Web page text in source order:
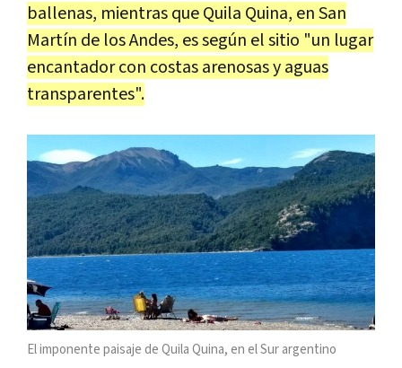
ballenas, mientras que Quila Quina, en San
Martín de los Andes, es según el sitio "un lugar
encantador con costas arenosas y aguas
transparentes".
El imponente paisaje de Quila Quina, en el Sur argentino